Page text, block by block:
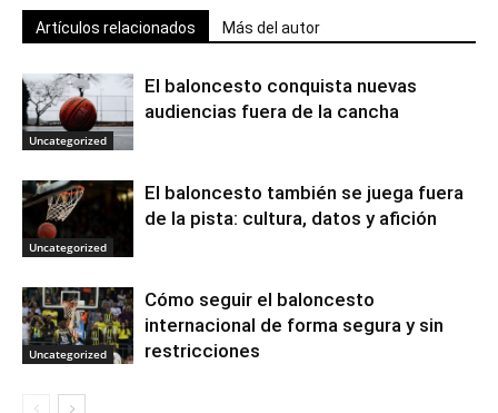
Artículos relacionados Más del autor
Uncategorized
El baloncesto conquista nuevas
audiencias fuera de la cancha
Uncategorized
El baloncesto también se juega fuera
de la pista: cultura, datos y afición
Uncategorized
Cómo seguir el baloncesto
internacional de forma segura y sin
restricciones